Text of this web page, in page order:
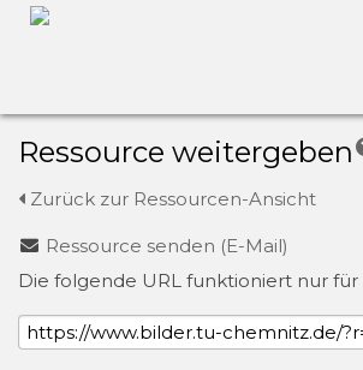
Ressource weitergeben
Zurück zur Ressourcen-Ansicht
Ressource senden (E-Mail)
Die folgende URL funktioniert nur